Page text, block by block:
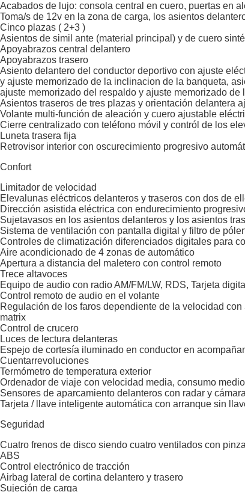
Acabados de lujo: consola central en cuero, puertas en
Toma/s de 12v en la zona de carga, los asientos
Cinco plazas ( 2+3 )
Asientos de simil ante (material principal) y de cuero
Apoyabrazos central delantero
Apoyabrazos trasero
Asiento delantero del conductor deportivo con ajuste
y ajuste memorizado de la inclinacion de la banqueta,
ajuste memorizado del respaldo y ajuste memorizado
Asientos traseros de tres plazas y orientación delantera
Volante multi-función de aleación y cuero ajustable
Cierre centralizado con teléfono móvil y contról de los
Luneta trasera fija
Retrovisor interior con oscurecimiento progresivo
Confort
Limitador de velocidad
Elevalunas eléctricos delanteros y traseros con dos de
Dirección asistida eléctrica con endurecimiento
Sujetavasos en los asientos delanteros y los asientos
Sistema de ventilación con pantalla digital y filtro de
Controles de climatización diferenciados digitales para
Aire acondicionado de 4 zonas de automático
Apertura a distancia del maletero con control remoto
Trece altavoces
Equipo de audio con radio AM/FM/LW, RDS, Tarjeta
Control remoto de audio en el volante
Regulación de los faros dependiente de la velocidad
matrix
Control de crucero
Luces de lectura delanteras
Espejo de cortesía iluminado en conductor en
Cuentarrevoluciones
Termómetro de temperatura exterior
Ordenador de viaje con velocidad media, consumo
Sensores de aparcamiento delanteros con radar y
Tarjeta / llave inteligente automática con arranque sin
Seguridad
Cuatro frenos de disco siendo cuatro ventilados con
ABS
Control electrónico de tracción
Airbag lateral de cortina delantero y trasero
Sujeción de carga